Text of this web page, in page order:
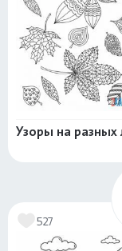
Узоры на разных
527